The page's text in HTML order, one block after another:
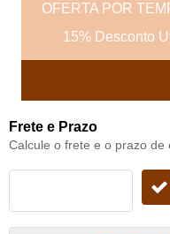
OFERTA POR
15% Desconto
Frete e Prazo
Calcule o frete e o prazo